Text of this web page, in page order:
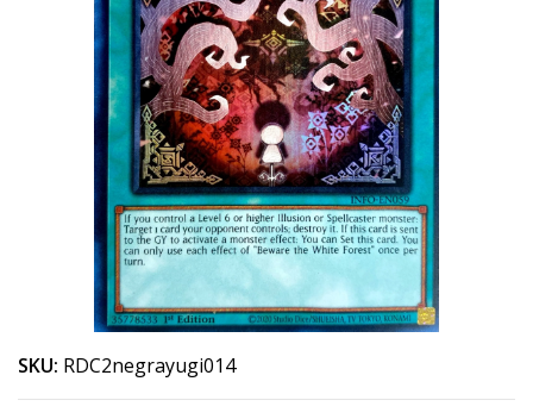
SKU: RDC2negrayugi014